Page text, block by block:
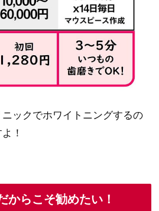
ックでホワイトニングするの
！
からこそ勧めたい！